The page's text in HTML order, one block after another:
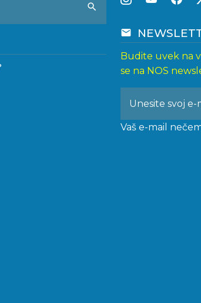
search
email
Budite uvek na
se na NOS
Vaš e-mail